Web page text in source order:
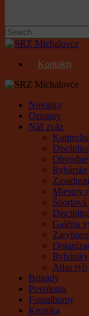
Close
Kontakty
Menu
Novinky
Oznamy
Náš zväz
Miestny
Galéria
Atlas rýb
Brigády
Povolenia
Fotoalbumy
Kronika